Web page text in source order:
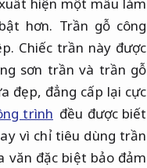
hiện một mẫu làm
hơn. Trần gỗ công
Chiếc trần này được
sơn trần và trần gỗ
đẹp, đẳng cấp lại cực
trình đều được biết
vì chỉ tiêu dùng trần
văn đặc biệt bảo đảm